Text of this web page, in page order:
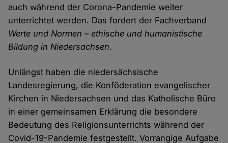
auch während der Corona-Pandemie weiter
unterrichtet werden. Das fordert der Fachverband
Werte und Normen – ethische und humanistische
Bildung in Niedersachsen.
Unlängst haben die niedersächsische
Landesregierung, die Konföderation evangelischer
Kirchen in Niedersachsen und das Katholische Büro
in einer gemeinsamen Erklärung die besondere
Bedeutung des Religionsunterrichts während der
Covid-19-Pandemie festgestellt. Vorrangige Aufgabe